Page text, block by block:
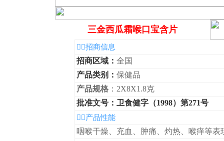
三金西瓜霜喉口宝含片
◆招商信息
招商区域： 全国
产品类别： 保健品
产品规格 ：2X8X1.8克
批准文号：卫食健字（1998）第271号
◆产品性能
咽喉干燥、充血、肿痛、灼热、喉痒等表